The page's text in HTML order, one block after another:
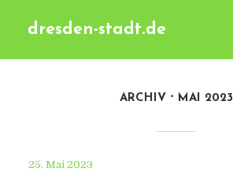
dresden-stadt.de
ARCHIV MAI 2023
25. Mai 2023